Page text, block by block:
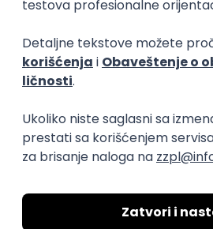
Poslovi posle studija
Negovateljica/Negovatelj
Snaga mladosti OZ
Beograd